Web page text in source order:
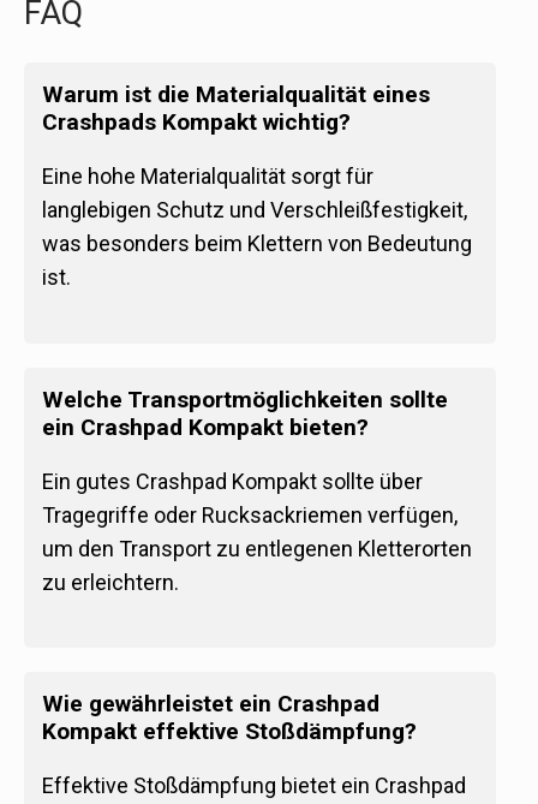
FAQ
Warum ist die Materialqualität eines
Crashpads Kompakt wichtig?
Eine hohe Materialqualität sorgt für
langlebigen Schutz und Verschleißfestigkeit,
was besonders beim Klettern von Bedeutung
ist.
Welche Transportmöglichkeiten sollte
ein Crashpad Kompakt bieten?
Ein gutes Crashpad Kompakt sollte über
Tragegriffe oder Rucksackriemen verfügen,
um den Transport zu entlegenen Kletterorten
zu erleichtern.
Wie gewährleistet ein Crashpad
Kompakt effektive Stoßdämpfung?
Effektive Stoßdämpfung bietet ein Crashpad